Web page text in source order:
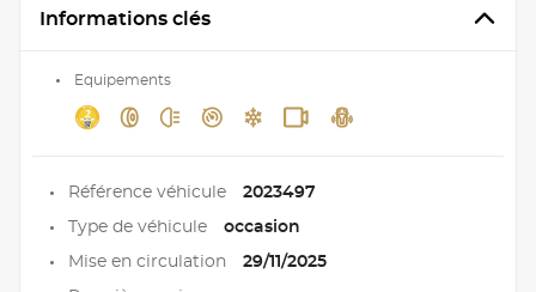
Informations clés
Equipements
Référence véhicule 2023497
Type de véhicule occasion
Mise en circulation 29/11/2025